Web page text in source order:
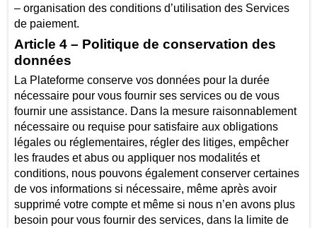
– organisation des conditions d’utilisation des Services
de paiement.
Article 4 – Politique de conservation des
données
La Plateforme conserve vos données pour la durée
nécessaire pour vous fournir ses services ou de vous
fournir une assistance. Dans la mesure raisonnablement
nécessaire ou requise pour satisfaire aux obligations
légales ou réglementaires, régler des litiges, empêcher
les fraudes et abus ou appliquer nos modalités et
conditions, nous pouvons également conserver certaines
de vos informations si nécessaire, même après avoir
supprimé votre compte et même si nous n’en avons plus
besoin pour vous fournir des services, dans la limite de